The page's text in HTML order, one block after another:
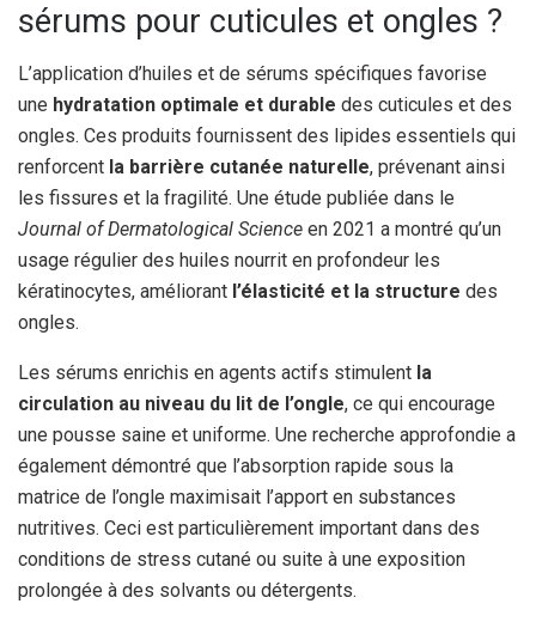
sérums pour cuticules et ongles ?
L’application d’huiles et de sérums spécifiques favorise
une hydratation optimale et durable des cuticules et des
ongles. Ces produits fournissent des lipides essentiels qui
renforcent la barrière cutanée naturelle, prévenant ainsi
les fissures et la fragilité. Une étude publiée dans le
Journal of Dermatological Science en 2021 a montré qu’un
usage régulier des huiles nourrit en profondeur les
kératinocytes, améliorant l’élasticité et la structure des
ongles.
Les sérums enrichis en agents actifs stimulent la
circulation au niveau du lit de l’ongle, ce qui encourage
une pousse saine et uniforme. Une recherche approfondie a
également démontré que l’absorption rapide sous la
matrice de l’ongle maximisait l’apport en substances
nutritives. Ceci est particulièrement important dans des
conditions de stress cutané ou suite à une exposition
prolongée à des solvants ou détergents.